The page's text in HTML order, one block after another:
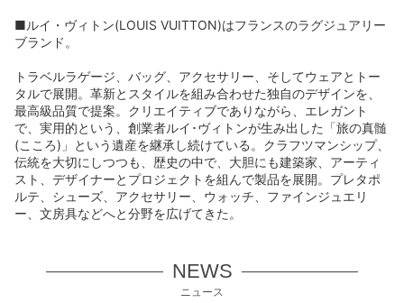
■ルイ・ヴィトン(LOUIS VUITTON)はフランスのラグジュアリー
ブランド。
トラベルラゲージ、バッグ、アクセサリー、そしてウェアとトー
タルで展開。革新とスタイルを組み合わせた独自のデザインを、
最高級品質で提案。クリエイティブでありながら、エレガント
で、実用的という、創業者ルイ･ヴィトンが生み出した「旅の真髄
(こころ)」という遺産を継承し続けている。クラフツマンシップ、
伝統を大切にしつつも、歴史の中で、大胆にも建築家、アーティ
スト、デザイナーとプロジェクトを組んで製品を展開。プレタポ
ルテ、シューズ、アクセサリー、ウォッチ、ファインジュエリ
ー、文房具などへと分野を広げてきた。
NEWS
ニュース